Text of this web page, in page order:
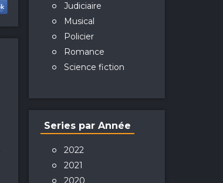
Judiciaire
Musical
Policier
Romance
Science fiction
Series par Année
2022
2021
2020